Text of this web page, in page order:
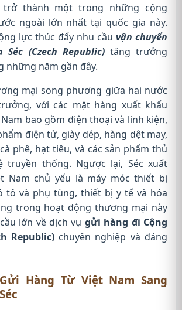
trở thành một trong những cộng
ngoài lớn nhất tại quốc gia này.
lực thúc đẩy nhu cầu vận chuyển
Séc (Czech Republic)tăng trưởng
những năm gần đây.
mại song phương giữa hai nước
với các mặt hàng xuất khẩu
bao gồm điện thoại và linh kiện,
điện tử, giày dép, hàng dệt may,
phê, hạt tiêu, và các sản phẩm thủ
truyền thống. Ngược lại, Séc xuất
Nam chủ yếu là máy móc thiết bị
tô và phụ tùng, thiết bị y tế và hóa
trong hoạt động thương mại này
lớn về dịch vụ gửi hàng đi Cộng
Republic)chuyên nghiệp và đáng
Hàng Từ Việt Nam Sang